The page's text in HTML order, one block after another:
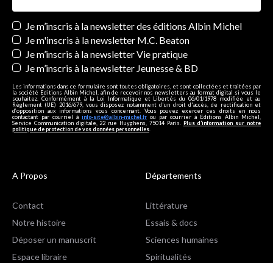
Newsletters
Je m’inscris à la newsletter des éditions Albin Michel
Je m'inscris à la newsletter M.C. Beaton
Je m’inscris à la newsletter Vie pratique
Je m’inscris à la newsletter Jeunesse & BD
Les informations dans ce formulaire sont toutes obligatoires, et sont collectées et traitées par
la société Editions Albin Michel, afin de recevoir nos newsletters au format digital si vous le
souhaitez. Conformément à la Loi Informatique et Libertés du 06/01/1978 modifiée et au
Règlement (UE) 2016/679, vous disposez notamment d'un droit d'accès, de rectification et
d’opposition aux informations vous concernant. Vous pouvez exercer ces droits en nous
contactant par courriel à info-site@albin-michel.fr ou par courrier à Editions Albin Michel,
Service Communication digitale, 22 rue Huyghens, 75014 Paris. Plus d’information sur notre
politique de protection de vos données personnelles
A Propos
Contact
Notre histoire
Déposer un manuscrit
Espace libraire
Départements
Littérature
Essais & docs
Sciences humaines
Spiritualités